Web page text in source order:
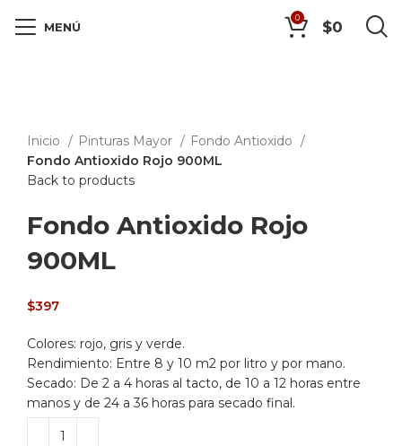
MENÚ
0 $0
Inicio
Pinturas Mayor
Fondo Antioxido
Fondo Antioxido Rojo 900ML
Back to products
Fondo Antioxido Rojo
900ML
$397
Colores: rojo, gris y verde.
Rendimiento: Entre 8 y 10 m2 por litro y por mano.
Secado: De 2 a 4 horas al tacto, de 10 a 12 horas entre
manos y de 24 a 36 horas para secado final.